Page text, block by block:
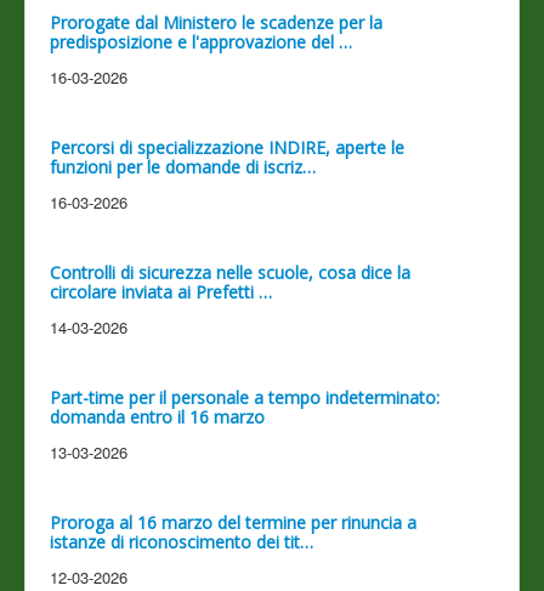
Prorogate dal Ministero le scadenze per la
predisposizione e l'approvazione del …
16-03-2026
Percorsi di specializzazione INDIRE, aperte le
funzioni per le domande di iscriz…
16-03-2026
Controlli di sicurezza nelle scuole, cosa dice la
circolare inviata ai Prefetti …
14-03-2026
Part-time per il personale a tempo indeterminato:
domanda entro il 16 marzo
13-03-2026
Proroga al 16 marzo del termine per rinuncia a
istanze di riconoscimento dei tit…
12-03-2026